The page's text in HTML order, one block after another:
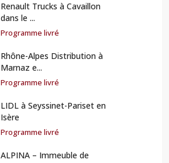
Renault Trucks à Cavaillon
dans le ...
Programme livré
Rhône-Alpes Distribution à
Marnaz e...
Programme livré
LIDL à Seyssinet-Pariset en
Isère
Programme livré
ALPINA – Immeuble de